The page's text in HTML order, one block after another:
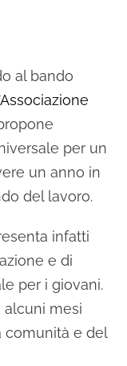
al bando
Associazione
per un
un anno in
del lavoro.
infatti
e di
per i giovani.
alcuni mesi
comunità e del